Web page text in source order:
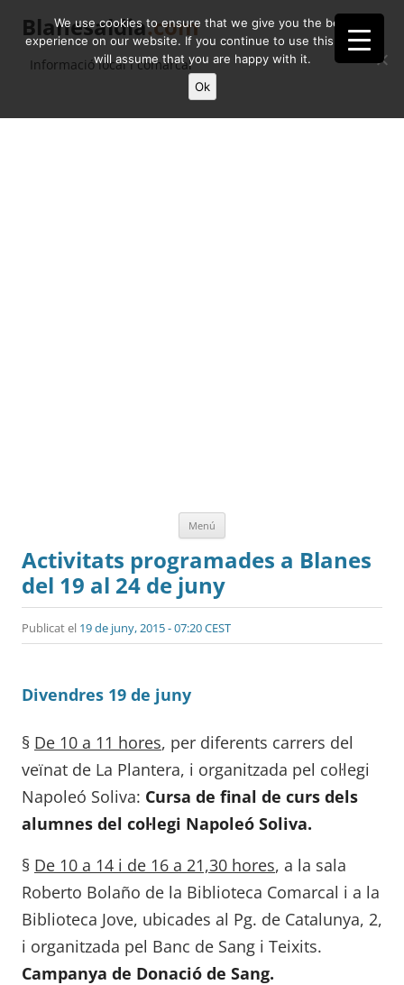
Blanesaldia.com
Informació local i comarcal
Menú
Activitats programades a Blanes
del 19 al 24 de juny
Publicat el 19 de juny, 2015 - 07:20 CEST
Divendres 19 de juny
§ De 10 a 11 hores, per diferents carrers del
veïnat de La Plantera, i organitzada pel col·legi
Napoleó Soliva: Cursa de final de curs dels
alumnes del col·legi Napoleó Soliva.
§ De 10 a 14 i de 16 a 21,30 hores, a la sala
Roberto Bolaño de la Biblioteca Comarcal i a la
Biblioteca Jove, ubicades al Pg. de Catalunya, 2,
i organitzada pel Banc de Sang i Teixits.
Campanya de Donació de Sang.
We use cookies to ensure that we give you the best
experience on our website. If you continue to use this site we
will assume that you are happy with it.
Ok